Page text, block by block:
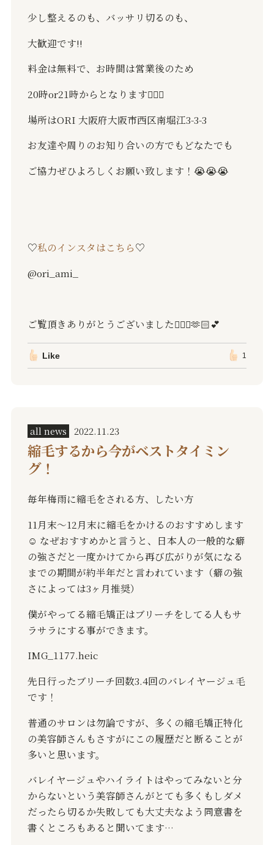
少し整えるのも、バッサリ切るのも、
大歓迎です‼️
料金は無料で、お時間は営業後のため
20時or21時からとなります🙇🏻‍♂️
場所はORI 大阪府大阪市西区南堀江3-3-3
お友達や周りのお知り合いの方でもどなたでも
ご協力ぜひよろしくお願い致します！ 😭😭😭
♡私のインスタはこちら♡
@ori_ami_
ご覧頂きありがとうございました🙇🏻‍♂️🫶🏻💕
Like 1
all news 2022.11.23
縮毛するから今がベストタイミン
グ！
毎年梅雨に縮毛をされる方、したい方
11月末〜12月末に縮毛をかけるのおすすめします
☺️ なぜおすすめかと言うと、日本人の一般的な癖
の強さだと一度かけてから再び広がりが気になる
までの期間が約半年だと言われています（癖の強
さによっては3ヶ月推奨）
僕がやってる縮毛矯正はブリーチをしてる人もサ
ラサラにする事ができます。
IMG_1177.heic
先日行ったブリーチ回数3.4回のバレイヤージュ毛
です！
普通のサロンは勿論ですが、多くの縮毛矯正特化
の美容師さんもさすがにこの履歴だと断ることが
多いと思います。
バレイヤージュやハイライトはやってみないと分
からないという美容師さんがとても多くもしダメ
だったら切るか失敗しても大丈夫なよう同意書を
書くところもあると聞いてます…